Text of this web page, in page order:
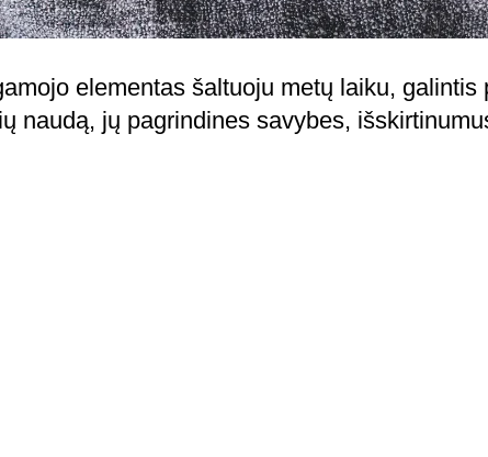
elementas šaltuoju metų laiku,
naudą, jų pagrindines savybes,